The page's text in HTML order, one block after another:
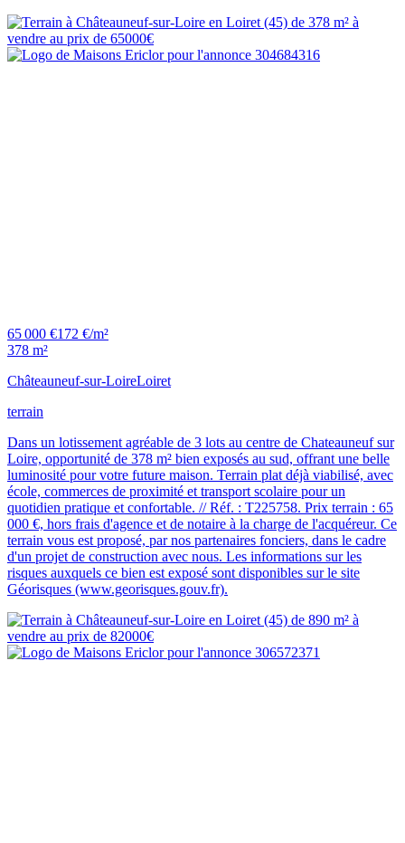
65 000 €172 €/m²
378 m²
Châteauneuf-sur-LoireLoiret
terrain
Dans un lotissement agréable de 3 lots au centre de Chateauneuf sur
Loire, opportunité de 378 m² bien exposés au sud, offrant une belle
luminosité pour votre future maison. Terrain plat déjà viabilisé, avec
école, commerces de proximité et transport scolaire pour un
quotidien pratique et confortable. // Réf. : T225758. Prix terrain : 65
000 €, hors frais d'agence et de notaire à la charge de l'acquéreur. Ce
terrain vous est proposé, par nos partenaires fonciers, dans le cadre
d'un projet de construction avec nous. Les informations sur les
risques auxquels ce bien est exposé sont disponibles sur le site
Géorisques (www.georisques.gouv.fr).